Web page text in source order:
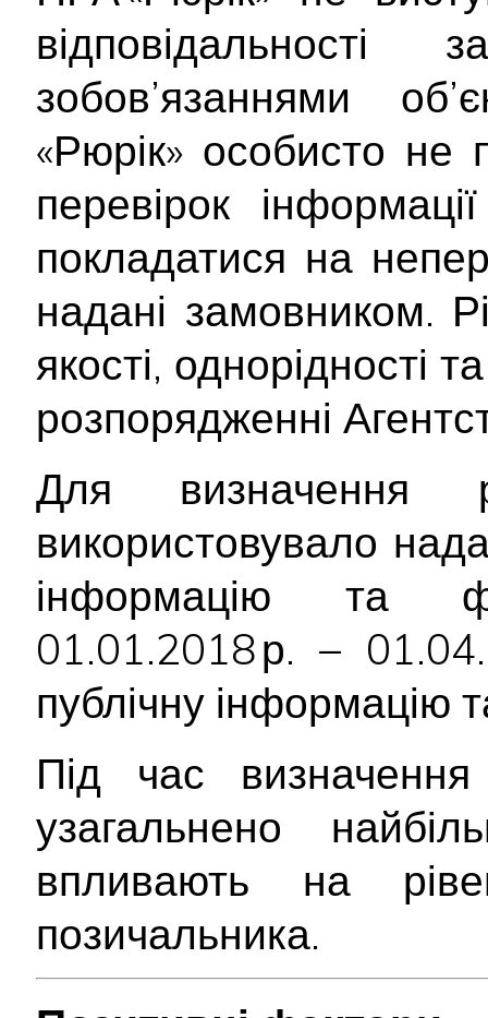
зобов’язаннями
«Рюрік» особисто не
перевірок
покладатися на
надані замовником.
якості, однорідності
розпорядженні
Для визначення
використовувало
інформацію та
01.01.2018 р. –
публічну інформацію
Під час визначення
узагальнено
впливають на
позичальника.